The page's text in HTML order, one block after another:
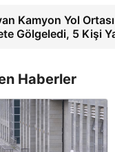
Kamyon Yol
Gölgeledi, 5 Kişi
Haberler